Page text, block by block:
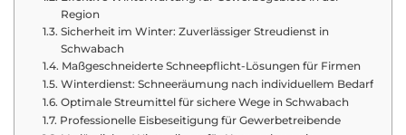
Region
Sicherheit im Winter: Zuverlässiger Streudienst in
Schwabach
Maßgeschneiderte Schneepflicht-Lösungen für Firmen
Winterdienst: Schneeräumung nach individuellem Bedarf
Optimale Streumittel für sichere Wege in Schwabach
Professionelle Eisbeseitigung für Gewerbetreibende